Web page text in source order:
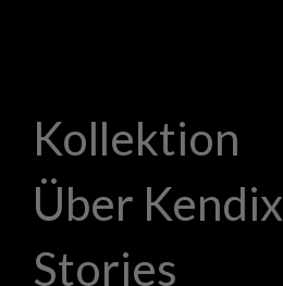
Kollektion
Über Kendix
Stories